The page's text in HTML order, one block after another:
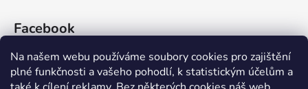
Na našem webu používáme soubory cookies pro zajištění
plné funkčnosti a vašeho pohodlí, k statistickým účelům a
Facebook